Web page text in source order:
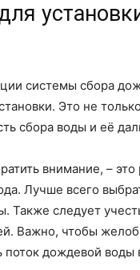
системы сбора
Это не
сбора воды и её
внимание, –
Лучше всего
Также следует
Важно, чтобы
поток дождевой воды